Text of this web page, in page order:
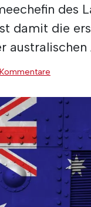
des
damit die
australischen